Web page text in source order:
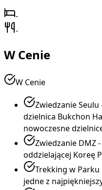
-
-
W Cenie
W Cenie
Zwiedzanie Seulu
dzielnica Bukchon
nowoczesne
Zwiedzanie DMZ
oddzielającej Koreę
Trekking w
jedne z